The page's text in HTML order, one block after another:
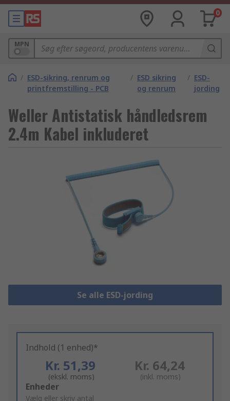
0
MPN
/ ESD-sikring, renrum og
printfremstilling - PCB
/ ESD sikring
og renrum
/ ESD-
jording
Weller Antistatisk håndledsrem
2.4m Kabel inkluderet
Se alle ESD-jording
Indhold (1 enhed)*
Kr. 51,39
(ekskl. moms)
Kr. 64,24
(inkl. moms)
Add
Enheder
Vælg eller skriv antal